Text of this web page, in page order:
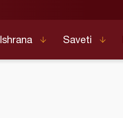
Ishrana Saveti